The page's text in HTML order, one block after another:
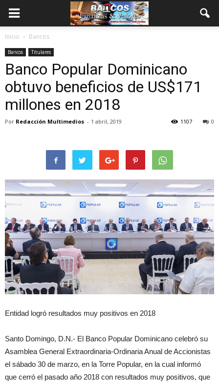
Inicio Bancos
Bancos Titulares
Banco Popular Dominicano
obtuvo beneficios de US$171
millones en 2018
Por Redacción Multimedios - 1 abril, 2019 0
1107
Entidad logró resultados muy positivos en 2018
Santo Domingo, D.N.- El Banco Popular Dominicano celebró su
Asamblea General Extraordinaria-Ordinaria Anual de Accionistas
el sábado 30 de marzo, en la Torre Popular, en la cual informó
que cerró el pasado año 2018 con resultados muy positivos, que